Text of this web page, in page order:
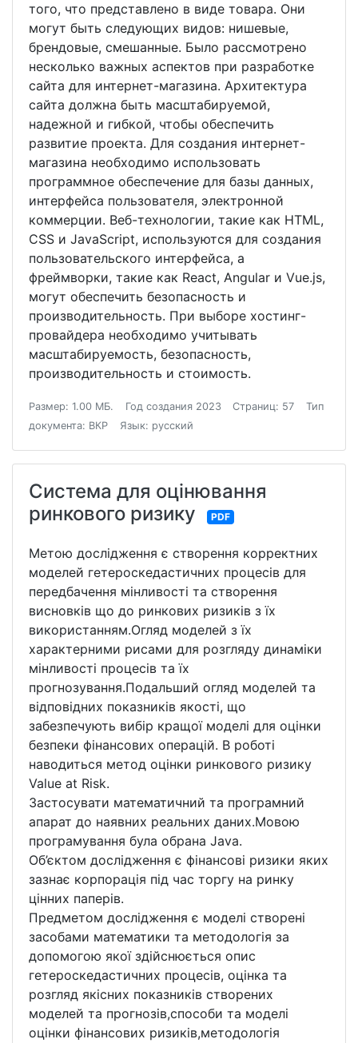
того, что представлено в виде товара. Они
могут быть следующих видов: нишевые,
брендовые, смешанные. Было рассмотрено
несколько важных аспектов при разработке
сайта для интернет-магазина. Архитектура
сайта должна быть масштабируемой,
надежной и гибкой, чтобы обеспечить
развитие проекта. Для создания интернет-
магазина необходимо использовать
программное обеспечение для базы данных,
интерфейса пользователя, электронной
коммерции. Веб-технологии, такие как HTML,
CSS и JavaScript, используются для создания
пользовательского интерфейса, а
фреймворки, такие как React, Angular и Vue.js,
могут обеспечить безопасность и
производительность. При выборе хостинг-
провайдера необходимо учитывать
масштабируемость, безопасность,
производительность и стоимость.
Размер: 1.00 МБ. Год создания 2023 Страниц: 57
Тип
документа: ВКР
Язык: русский
Система для оцінювання
ринкового ризику
PDF
Метою дослідження є створення корректних
моделей гетероскедастичних процесів для
передбачення мінливості та створення
висновків що до ринкових ризиків з їх
використанням.Огляд моделей з їх
характерними рисами для розгляду динаміки
мінливості процесів та їх
прогнозування.Подальший огляд моделей та
відповідних показників якості, що
забезпечують вибір кращої моделі для оцінки
безпеки фінансових операцій. В роботі
наводиться метод оцінки ринкового ризику
Value at Risk.
Застосувати математичний та програмний
апарат до наявних реальних даних.Мовою
програмування була обрана Java.
Об’єктом дослідження є фінансові ризики яких
зазнає корпорація під час торгу на ринку
цінних паперів.
Предметом дослідження є моделі створені
засобами математики та методологія за
допомогою якої здійснюється опис
гетероскедастичних процесів, оцінка та
розгляд якісних показників створених
моделей та прогнозів,способи та моделі
оцінки фінансових ризиків,методологія